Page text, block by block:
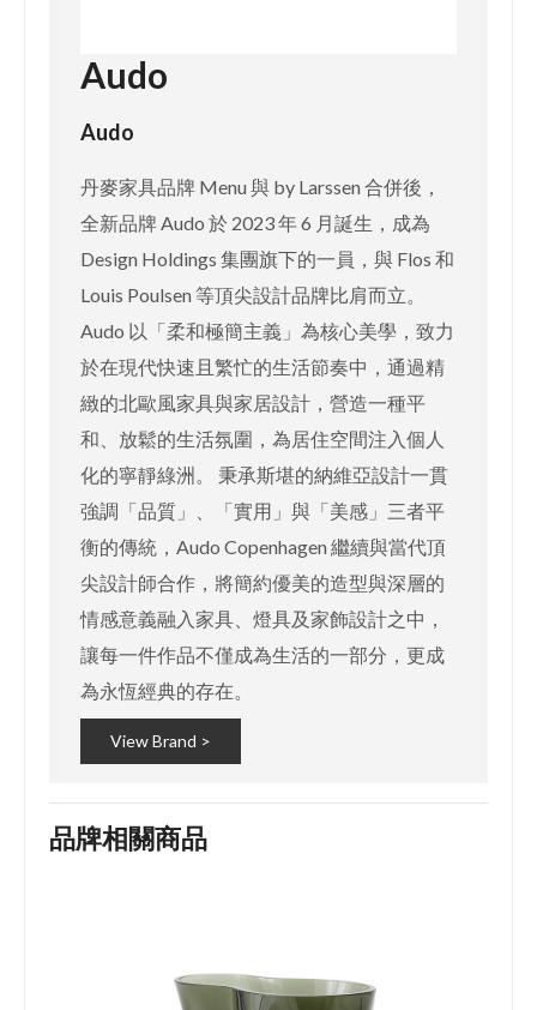
Audo
Audo
丹麥家具品牌 Menu 與 by Larssen 合併後，
全新品牌 Audo 於 2023 年 6 月誕生，成為
Design Holdings 集團旗下的一員，與 Flos 和
Louis Poulsen 等頂尖設計品牌比肩而立。
Audo 以「柔和極簡主義」為核心美學，致力
於在現代快速且繁忙的生活節奏中，通過精
緻的北歐風家具與家居設計，營造一種平
和、放鬆的生活氛圍，為居住空間注入個人
化的寧靜綠洲。 秉承斯堪的納維亞設計一貫
強調「品質」、「實用」與「美感」三者平
衡的傳統，Audo Copenhagen 繼續與當代頂
尖設計師合作，將簡約優美的造型與深層的
情感意義融入家具、燈具及家飾設計之中，
讓每一件作品不僅成為生活的一部分，更成
為永恆經典的存在。
View Brand >
品牌相關商品